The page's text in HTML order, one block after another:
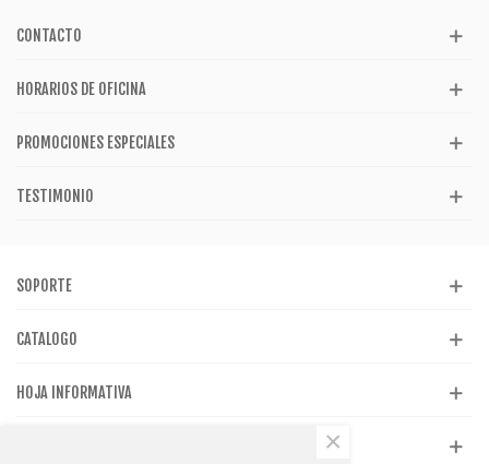
CONTACTO
HORARIOS DE OFICINA
PROMOCIONES ESPECIALES
TESTIMONIO
SOPORTE
CATALOGO
HOJA INFORMATIVA
×